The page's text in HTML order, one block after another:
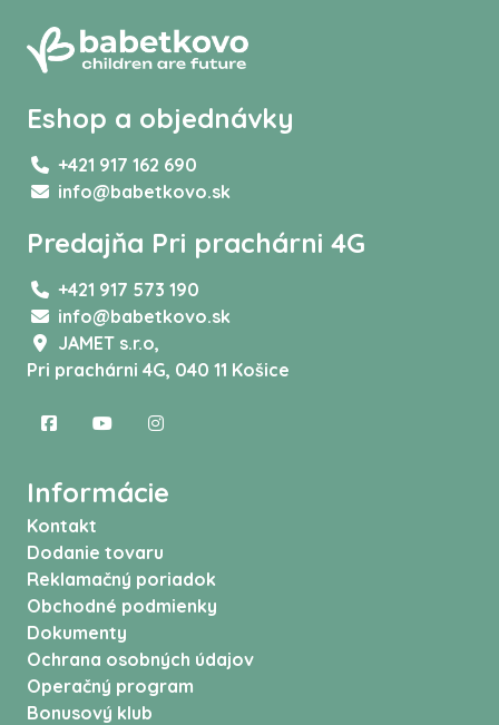
Eshop a objednávky
+421 917 162 690
info@babetkovo.sk
Predajňa Pri prachárni 4G
+421 917 573 190
info@babetkovo.sk
JAMET s.r.o,
Pri prachárni 4G, 040 11 Košice
Informácie
Kontakt
Dodanie tovaru
Reklamačný poriadok
Obchodné podmienky
Dokumenty
Ochrana osobných údajov
Operačný program
Bonusový klub